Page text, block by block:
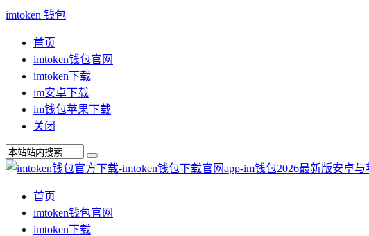
imtoken 钱包
首页
imtoken钱包官网
imtoken下载
im安卓下载
im钱包苹果下载
关闭
首页
imtoken钱包官网
imtoken下载